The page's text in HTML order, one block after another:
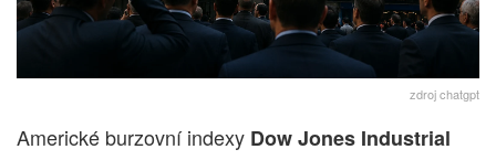
zdroj chatgpt
Americké burzovní indexy Dow Jones Industrial